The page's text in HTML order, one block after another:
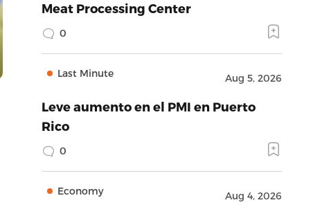
Meat Processing Center
0
Last Minute Aug 5, 2026
Leve aumento en el PMI en Puerto
Rico
0
Economy Aug 4, 2026